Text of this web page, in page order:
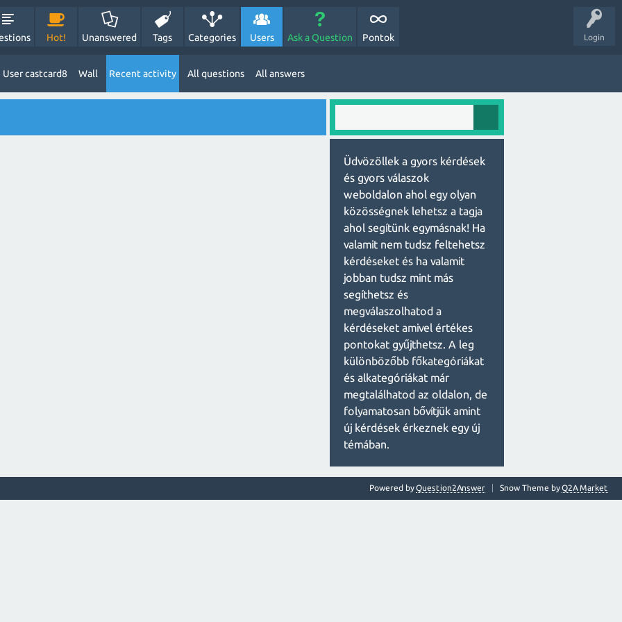
Login
Hot! Unanswered Tags Categories Users Ask a Question Pontok
User castcard8 Wall Recent activity All questions All answers
Üdvözöllek a gyors kérdések
és gyors válaszok
weboldalon ahol egy olyan
közösségnek lehetsz a tagja
ahol segítünk egymásnak! Ha
valamit nem tudsz feltehetsz
kérdéseket és ha valamit
jobban tudsz mint más
segíthetsz és
megválaszolhatod a
kérdéseket amivel értékes
pontokat gyűjthetsz. A leg
különbözőbb főkategóriákat
és alkategóriákat már
megtalálhatod az oldalon, de
folyamatosan bővítjük amint
új kérdések érkeznek egy új
témában.
Snow Theme byQ2A Market
Powered byQuestion2Answer